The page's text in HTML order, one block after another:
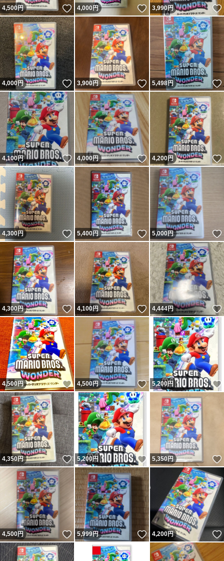
4,500円 いいね！
4,000円 いいね！
3,990円
4,000円 いいね！
3,900円 いいね！
5,498円
4,100円 いいね！
4,000円 いいね！
4,200円
4,300円 いいね！
5,400円 いいね！
5,000円
4,300円 いいね！
4,100円 いいね！
4,444円
4,500円 いいね！
4,500円 いいね！
5,200 円
4,350円 いいね！
5,200 円 いいね！
5,350円
4,500円 いいね！
5,999円 いいね！
4,200円